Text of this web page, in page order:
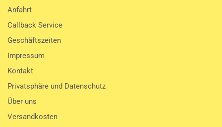
Anfahrt
Callback Service
Geschäftszeiten
Impressum
Kontakt
Privatsphäre und Datenschutz
Über uns
Versandkosten